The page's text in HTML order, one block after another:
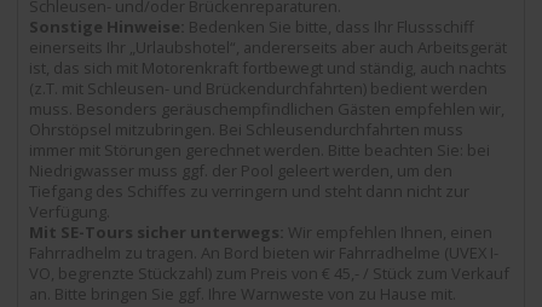
Schleusen- und/oder Brückenreparaturen.
Sonstige Hinweise: Bedenken Sie bitte, dass Ihr Flussschiff
einerseits Ihr „Urlaubshotel“, andererseits aber auch Arbeitsgerät
ist, das sich mit Motorenkraft fortbewegt und ständig, auch nachts
(z.T. mit Schleusen- und Brückendurchfahrten) bedient werden
muss. Besonders geräuschempfindlichen Gästen empfehlen wir,
Ohrstöpsel mitzubringen. Bei Schleusendurchfahrten muss
immer mit Störungen gerechnet werden. Bitte beachten Sie: bei
Niedrigwasser muss ggf. der Pool geleert werden, um den
Tiefgang des Schiffes zu verringern und steht dann nicht zur
Verfügung.
Mit SE-Tours sicher unterwegs: Wir empfehlen Ihnen, einen
Fahrradhelm zu tragen. An Bord bieten wir Fahrradhelme (UVEX I-
VO, begrenzte Stückzahl) zum Preis von € 45,- / Stück zum Verkauf
an. Bitte bringen Sie ggf. Ihre Warnweste von zu Hause mit.